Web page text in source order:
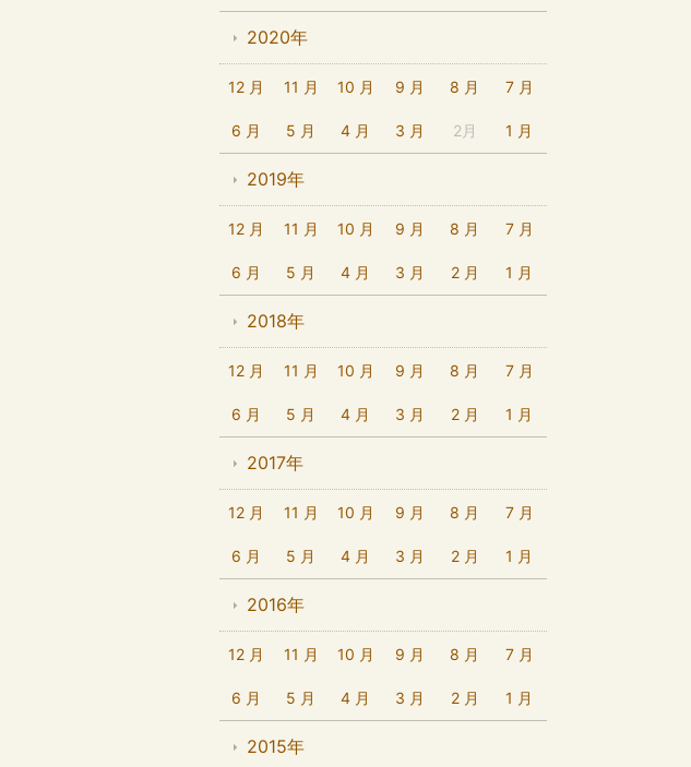
2020年
12 月 11 月 10 月 9 月 8 月 7 月
6 月 5 月 4 月 3 月 2月 1 月
2019年
12 月 11 月 10 月 9 月 8 月 7 月
6 月 5 月 4 月 3 月 2 月 1 月
2018年
12 月 11 月 10 月 9 月 8 月 7 月
6 月 5 月 4 月 3 月 2 月 1 月
2017年
12 月 11 月 10 月 9 月 8 月 7 月
6 月 5 月 4 月 3 月 2 月 1 月
2016年
12 月 11 月 10 月 9 月 8 月 7 月
6 月 5 月 4 月 3 月 2 月 1 月
2015年